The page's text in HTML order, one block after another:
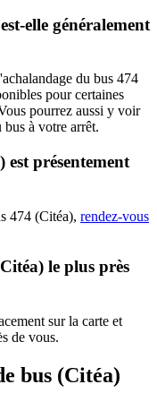
elle généralement
du bus 474
pour certaines
pourrez aussi y voir
à votre arrêt.
est présentement
474 (Citéa), rendez-vous
le plus près
sur la carte et
de vous.
bus (Citéa)